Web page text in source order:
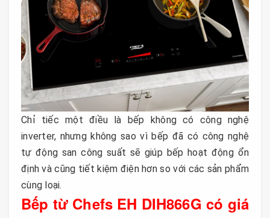
Chỉ tiếc một điều là bếp không có công nghệ
inverter, nhưng không sao vì bếp đã có công nghệ
tự động san công suất sẽ giúp bếp hoạt động ổn
định và cũng tiết kiệm điện hơn so với các sản phẩm
cùng loại.
Bếp từ Chefs EH DIH866G có giá